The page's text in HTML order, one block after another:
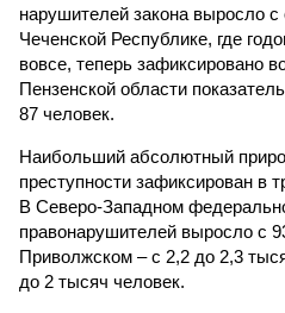
нарушителей закона выросло
Чеченской Республике, где
вовсе, теперь зафиксировано
Пензенской области
87 человек.
Наибольший абсолютный
преступности зафиксирован в
В Северо-Западном
правонарушителей выросло с
Приволжском – с 2,2 до 2,3
до 2 тысяч человек.